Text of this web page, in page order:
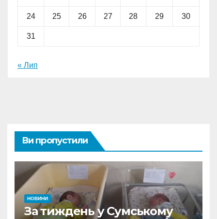
24 25 26 27 28 29 30
31
« Лип
Ви пропустили
НОВИНИ
За тиждень у Сумському